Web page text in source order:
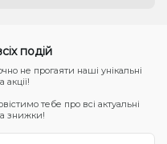
подій
не прогаяти наші унікальні
акції!
тебе про всі актуальні
знижки!